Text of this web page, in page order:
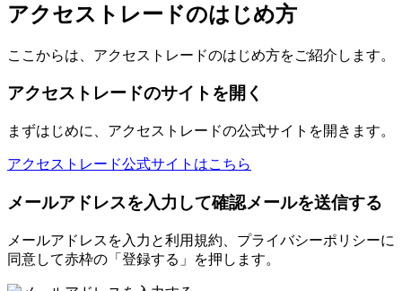
アクセストレードのはじめ方
ここからは、アクセストレードのはじめ方をご紹介します。
アクセストレードのサイトを開く
まずはじめに、アクセストレードの公式サイトを開きます。
アクセストレード公式サイトはこちら
メールアドレスを入力して確認メールを送信する
メールアドレスを入力と利用規約、プライバシーポリシーに
同意して赤枠の「登録する」を押します。